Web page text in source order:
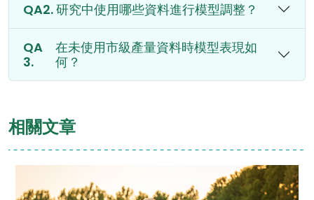
研究中使用哪些資料進行模型調整？
在未使用市級產量資料時模型表現如
何？
相關文章